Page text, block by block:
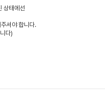
상태에선
셔야 합니다.
다)